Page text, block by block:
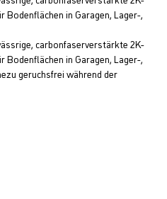
in Garagen, Lager-,
carbonfaserverstärkte 2K-
in Garagen, Lager-,
geruchsfrei während der